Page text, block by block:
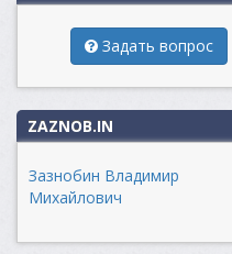
Задать вопрос
ZAZNOB.IN
Зазнобин Владимир
Михайлович